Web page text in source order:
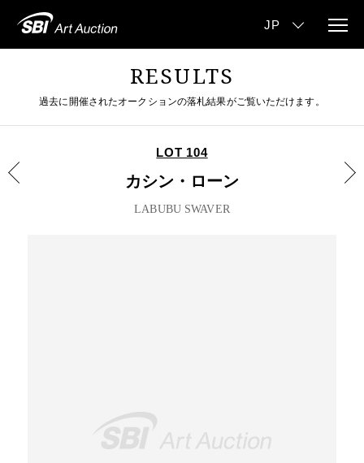
RESULTS
過去に開催されたオークションの落札結果がご覧いただけます。
LOT 104
カシン・ローン
LABUBU SWAVER